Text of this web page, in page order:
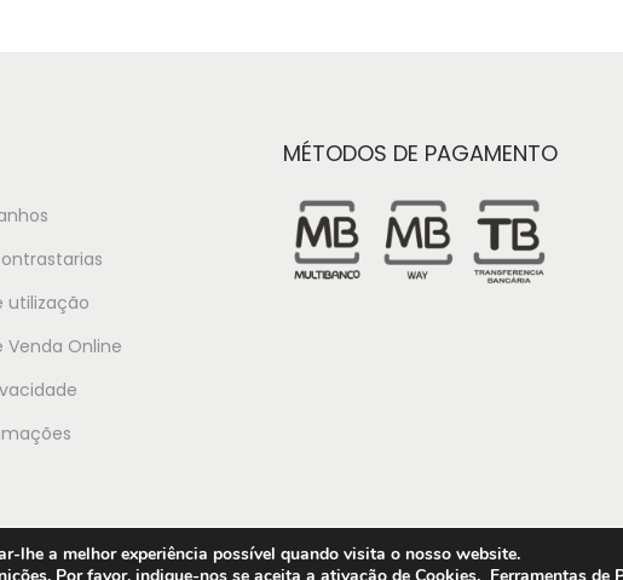
utilização
Venda Online
MÉTODOS DE PAGAMENTO
lhe a melhor experiência possível quando visita o nosso website.